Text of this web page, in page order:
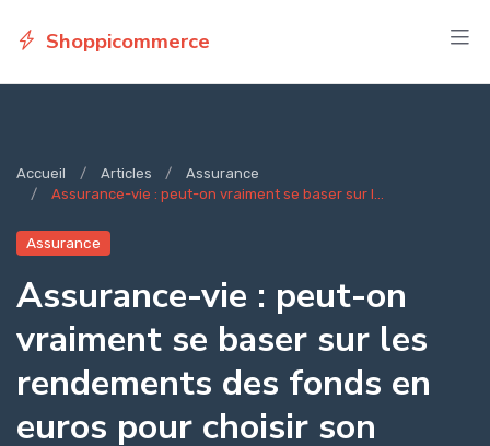
Shoppicommerce
Accueil Articles
Assurance
Assurance-vie : peut-on vraiment se baser sur l...
Assurance
Assurance-vie : peut-on
vraiment se baser sur les
rendements des fonds en
euros pour choisir son